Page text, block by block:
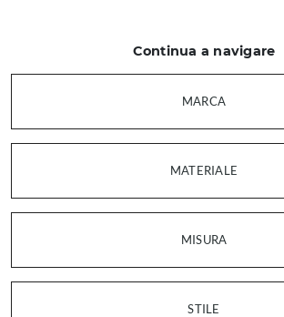
Continua a navigare
MARCA
MATERIALE
MISURA
STILE